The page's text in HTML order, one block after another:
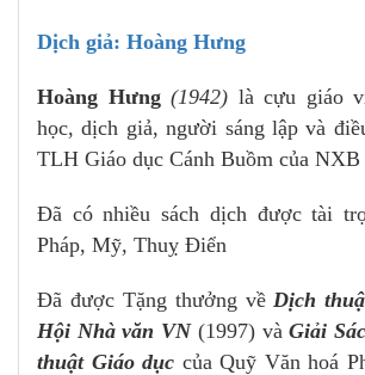
Dịch giả: Hoàng Hưng
Hoàng Hưng (1942) là cựu giáo
học, dịch giả, người sáng lập và
TLH Giáo dục Cánh Buồm của
Đã có nhiều sách dịch được tài
Pháp, Mỹ, Thuỵ Điển
Đã được Tặng thưởng về Dịch
Hội Nhà văn VN(1997) vàGiải
thuật Giáo dục của Quỹ Văn hoá